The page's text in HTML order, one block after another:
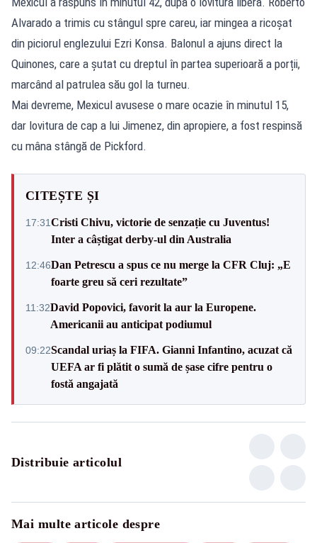
Alvarado a trimis cu stângul spre careu, iar mingea a ricoșat
din piciorul englezului Ezri Konsa. Balonul a ajuns direct la
Quinones, care a șutat cu dreptul în partea superioară a porții,
marcând al patrulea său gol la turneu.
Mai devreme, Mexicul avusese o mare ocazie în minutul 15,
dar lovitura de cap a lui Jimenez, din apropiere, a fost respinsă
cu mâna stângă de Pickford.
CITEȘTE ȘI
17:31Cristi Chivu, victorie de senzație cu Juventus!
Inter a câștigat derby-ul din Australia
12:46Dan Petrescu a spus ce nu merge la CFR Cluj: „E
foarte greu să ceri rezultate”
11:32David Popovici, favorit la aur la Europene.
Americanii au anticipat podiumul
09:22Scandal uriaș la FIFA. Gianni Infantino, acuzat că
UEFA ar fi plătit o sumă de șase cifre pentru o
fostă angajată
Distribuie articolul
Mai multe articole despre